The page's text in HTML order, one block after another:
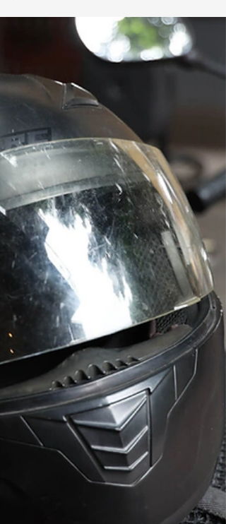
El Departamento de Justicia de Estados
Unidos presentó este miércoles cargos
criminales contra ocho altos mandos del